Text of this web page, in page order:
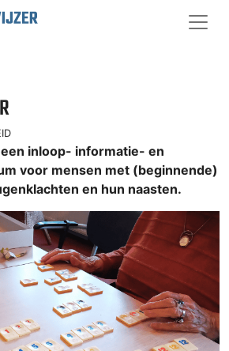
inloop- informatie- en
voor mensen met (beginnende)
en hun naasten.